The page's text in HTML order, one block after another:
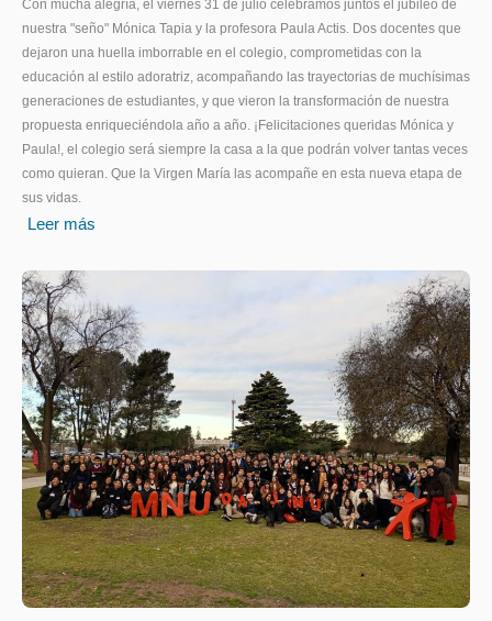
Con mucha alegría, el viernes 31 de julio celebramos juntos el jubileo de
nuestra "seño" Mónica Tapia y la profesora Paula Actis. Dos docentes que
dejaron una huella imborrable en el colegio, comprometidas con la
educación al estilo adoratriz, acompañando las trayectorias de muchísimas
generaciones de estudiantes, y que vieron la transformación de nuestra
propuesta enriqueciéndola año a año. ¡Felicitaciones queridas Mónica y
Paula!, el colegio será siempre la casa a la que podrán volver tantas veces
como quieran. Que la Virgen María las acompañe en esta nueva etapa de
sus vidas.
Leer más